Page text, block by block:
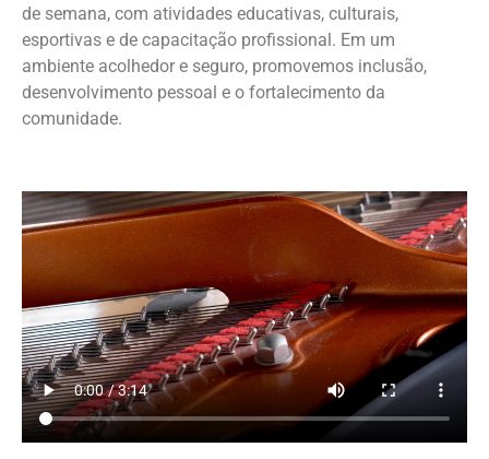
de semana, com atividades educativas, culturais,
esportivas e de capacitação profissional. Em um
ambiente acolhedor e seguro, promovemos inclusão,
desenvolvimento pessoal e o fortalecimento da
comunidade.